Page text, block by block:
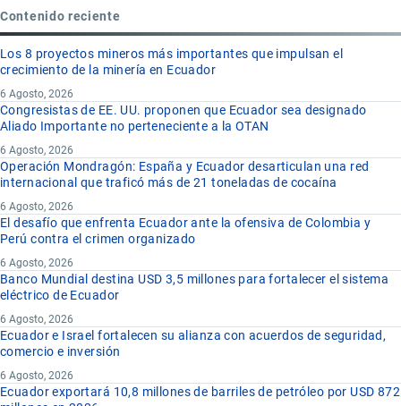
Contenido reciente
Los 8 proyectos mineros más importantes que impulsan el
crecimiento de la minería en Ecuador
6 Agosto, 2026
Congresistas de EE. UU. proponen que Ecuador sea designado
Aliado Importante no perteneciente a la OTAN
6 Agosto, 2026
Operación Mondragón: España y Ecuador desarticulan una red
internacional que traficó más de 21 toneladas de cocaína
6 Agosto, 2026
El desafío que enfrenta Ecuador ante la ofensiva de Colombia y
Perú contra el crimen organizado
6 Agosto, 2026
Banco Mundial destina USD 3,5 millones para fortalecer el sistema
eléctrico de Ecuador
6 Agosto, 2026
Ecuador e Israel fortalecen su alianza con acuerdos de seguridad,
comercio e inversión
6 Agosto, 2026
Ecuador exportará 10,8 millones de barriles de petróleo por USD 872